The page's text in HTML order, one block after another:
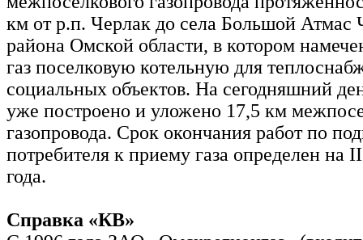
км от р.п. Черлак до села Большой Атмас
района Омской области, в котором
газ поселковую котельную для
социальных объектов. На сегодняшний
уже построено и уложено 17,5 км
газопровода. Срок окончания работ по
потребителя к приему газа определен на
года.
Справка «КВ»